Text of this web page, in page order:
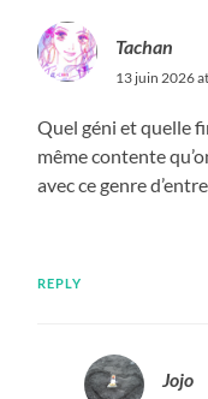
Tachan
13 juin 2026
Quel géni et quelle
même contente
avec ce genre
REPLY
Jojo